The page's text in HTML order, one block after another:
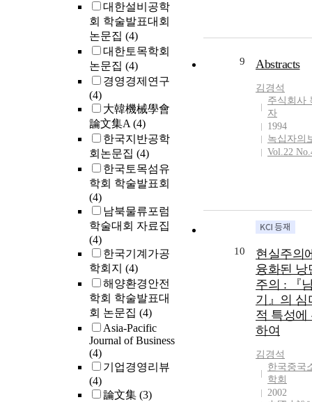
대한설비공학
회 학술발표대회
논문집 (4)
대한토목학회
논문집 (4)
경영경제연구
(4)
大韓機械學會
論文集A(4)
한국지반공학
회논문집 (4)
한국토목섬유
학회 학술발표회
(4)
남북물류포럼
학술대회 자료집
(4)
한국기계가공
학회지 (4)
해양환경안전
학회 학술발표대
회 논문집 (4)
Asia-Pacific
Journal of Business
(4)
기업경영리뷰
(4)
論文集 (3)
9 Abstracts
김경석
주식회사
자
1994
녹십자의
Vol.22
10
현실주의
융화된 낭
주의 : 『
기』의 심
적 특성에
하여
김경석
한국중국
학회
2002